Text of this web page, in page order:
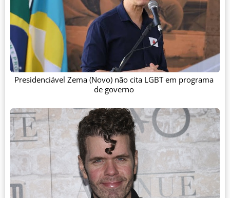
Presidenciável Zema (Novo) não cita LGBT em programa
de governo